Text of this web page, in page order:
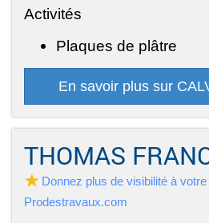
Activités
Plaques de plâtre
En savoir plus sur
THOMAS
Donnez plus de visibilité à
Prodestravaux.com